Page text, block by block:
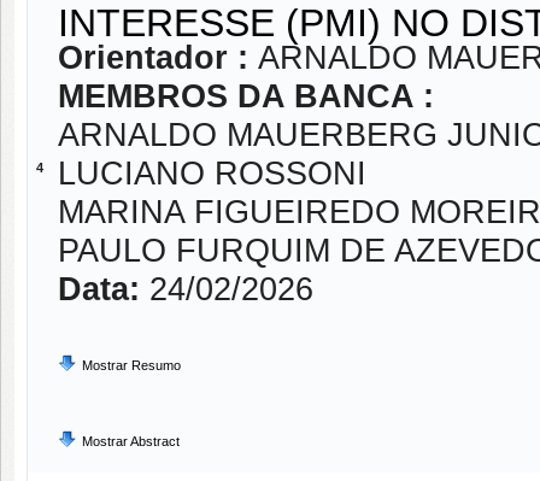
4
INTERESSE (PMI) NO
Orientador : ARNALDO
MEMBROS DA BANCA :
ARNALDO MAUERBERG
LUCIANO ROSSONI
MARINA FIGUEIREDO
PAULO FURQUIM DE
Data: 24/02/2026
Mostrar Resumo
Mostrar Abstract